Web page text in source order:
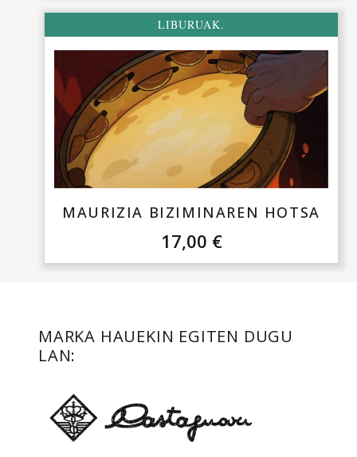
LIBURUAK.
MAURIZIA BIZIMINAREN HOTSA
17,00 €
MARKA HAUEKIN EGITEN DUGU
LAN: